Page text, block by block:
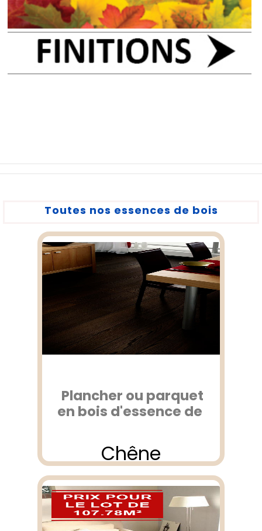
Toutes nos essences de bois
Plancher ou parquet
en bois d'essence de
Chêne